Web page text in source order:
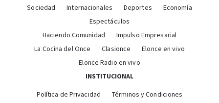
Sociedad
Internacionales Deportes
Economía
Espectáculos
Haciendo Comunidad
Impulso Empresarial
La Cocina del Once
Clasionce
Elonce en vivo
Elonce Radio en vivo
INSTITUCIONAL
Política de Privacidad
Términos y Condiciones